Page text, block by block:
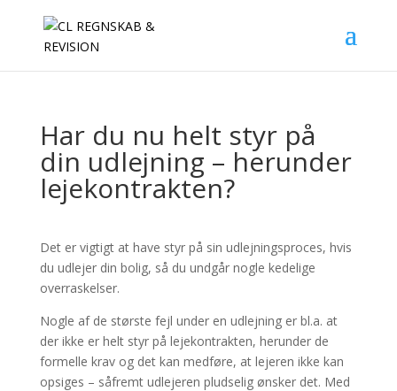
Har du nu helt styr på
din udlejning – herunder
lejekontrakten?
Det er vigtigt at have styr på sin udlejningsproces, hvis
du udlejer din bolig, så du undgår nogle kedelige
overraskelser.
Nogle af de største fejl under en udlejning er bl.a. at
der ikke er helt styr på lejekontrakten, herunder de
formelle krav og det kan medføre, at lejeren ikke kan
opsiges – såfremt udlejeren pludselig ønsker det. Med